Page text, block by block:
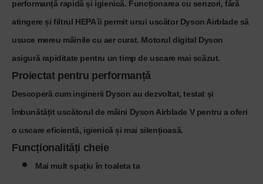
performanță rapidă și igienică. Funcționarea cu senzori, fără
atingere și filtrul HEPA îi permit unui uscător Dyson Airblade să
usuce mereu mâinile cu aer curat. Motorul digital Dyson
asigură rapiditate pentru un timp de uscare mai scăzut.
Proiectat pentru performanță
Descoperă cum inginerii Dyson au dezvoltat, testat și
îmbunătățit uscătorul de mâini Dyson Airblade V pentru a oferi
o uscare eficientă, igienică și mai silențioasă.
Funcționalități cheie
Mai mult spațiu în toaleta ta